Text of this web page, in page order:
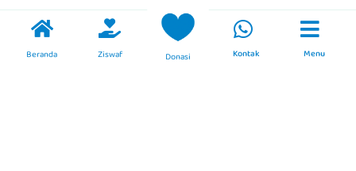
Beranda Ziswaf Donasi Kontak Menu